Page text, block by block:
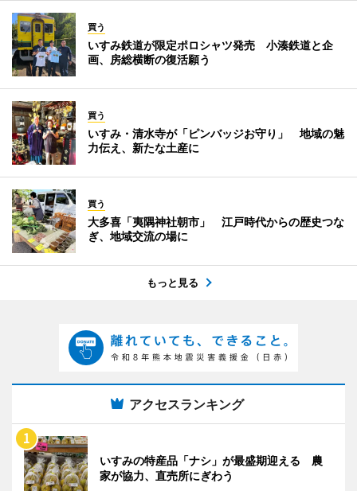
買う
いすみ鉄道が限定ポロシャツ発売 小湊鉄道と企
画、房総横断の復活願う
買う
いすみ・清水寺が「ピンバッジお守り」 地域の魅
力伝え、新たな土産に
買う
大多喜「夷隅神社朝市」 江戸時代からの歴史つな
ぎ、地域交流の場に
もっと見る
アクセスランキング
いすみの特産品「ナシ」が最盛期迎える 農
家が協力、直売所にぎわう